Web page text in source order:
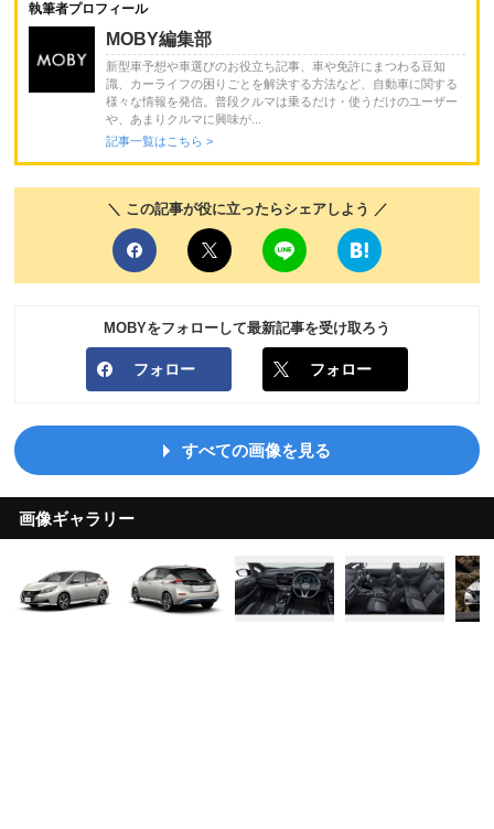
執筆者プロフィール
MOBY編集部
新型車予想や車選びのお役立ち記事、車や免許にまつわる豆知
識、カーライフの困りごとを解決する方法など、自動車に関する
様々な情報を発信。普段クルマは乗るだけ・使うだけのユーザー
や、あまりクルマに興味が...
記事一覧はこちら >
＼ この記事が役に立ったらシェアしよう ／
MOBYをフォローして最新記事を受け取ろう
フォロー フォロー
すべての画像を見る
画像ギャラリー